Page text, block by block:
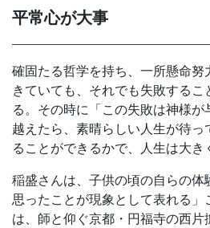
平常心が大事
確固たる哲学を持ち、一所懸命努
きていても、それでも失敗する
る。その時に「この失敗は神様が
越えたら、素晴らしい人生が待っ
ることができるかで、人生は大き
稲盛さんは、子供の頃の自らの体
思ったことが現象として表れる」
は、師と仰ぐ京都・円福寺の西